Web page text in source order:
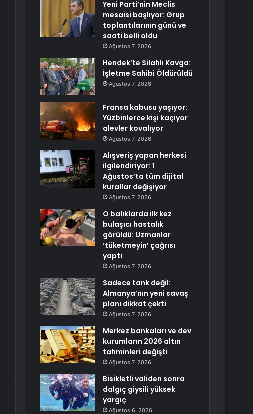
Yeni Parti’nin Meclis
mesaisi başlıyor: Grup
toplantılarının günü ve
saati belli oldu
Ağustos 7, 2026
Hendek’te Silahlı Kavga:
İşletme Sahibi Öldürüldü
Ağustos 7, 2026
Fransa kabusu yaşıyor:
Yüzbinlerce kişi kaçıyor
alevler kovalıyor
Ağustos 7, 2026
Alışveriş yapan herkesi
ilgilendiriyor: 1
Ağustos’ta tüm dijital
kurallar değişiyor
Ağustos 7, 2026
O balıklarda ilk kez
bulaşıcı hastalık
görüldü: Uzmanlar
‘tüketmeyin’ çağrısı
yaptı
Ağustos 7, 2026
Sadece tank değil:
Almanya’nın yeni savaş
planı dikkat çekti
Ağustos 7, 2026
Merkez bankaları ve dev
kurumların 2026 altın
tahminleri değişti
Ağustos 7, 2026
Bisikletli validen sonra
dalgıç giysili yüksek
yargıç
Ağustos 6, 2026